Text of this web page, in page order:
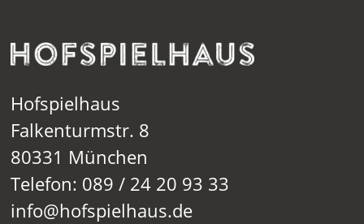
Hofspielhaus
Falkenturmstr. 8
80331 München
Telefon: 089 / 24 20 93 33
info@hofspielhaus.de